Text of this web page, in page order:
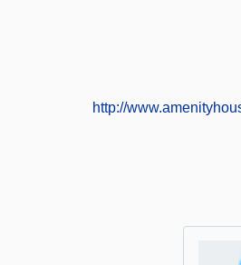
http://